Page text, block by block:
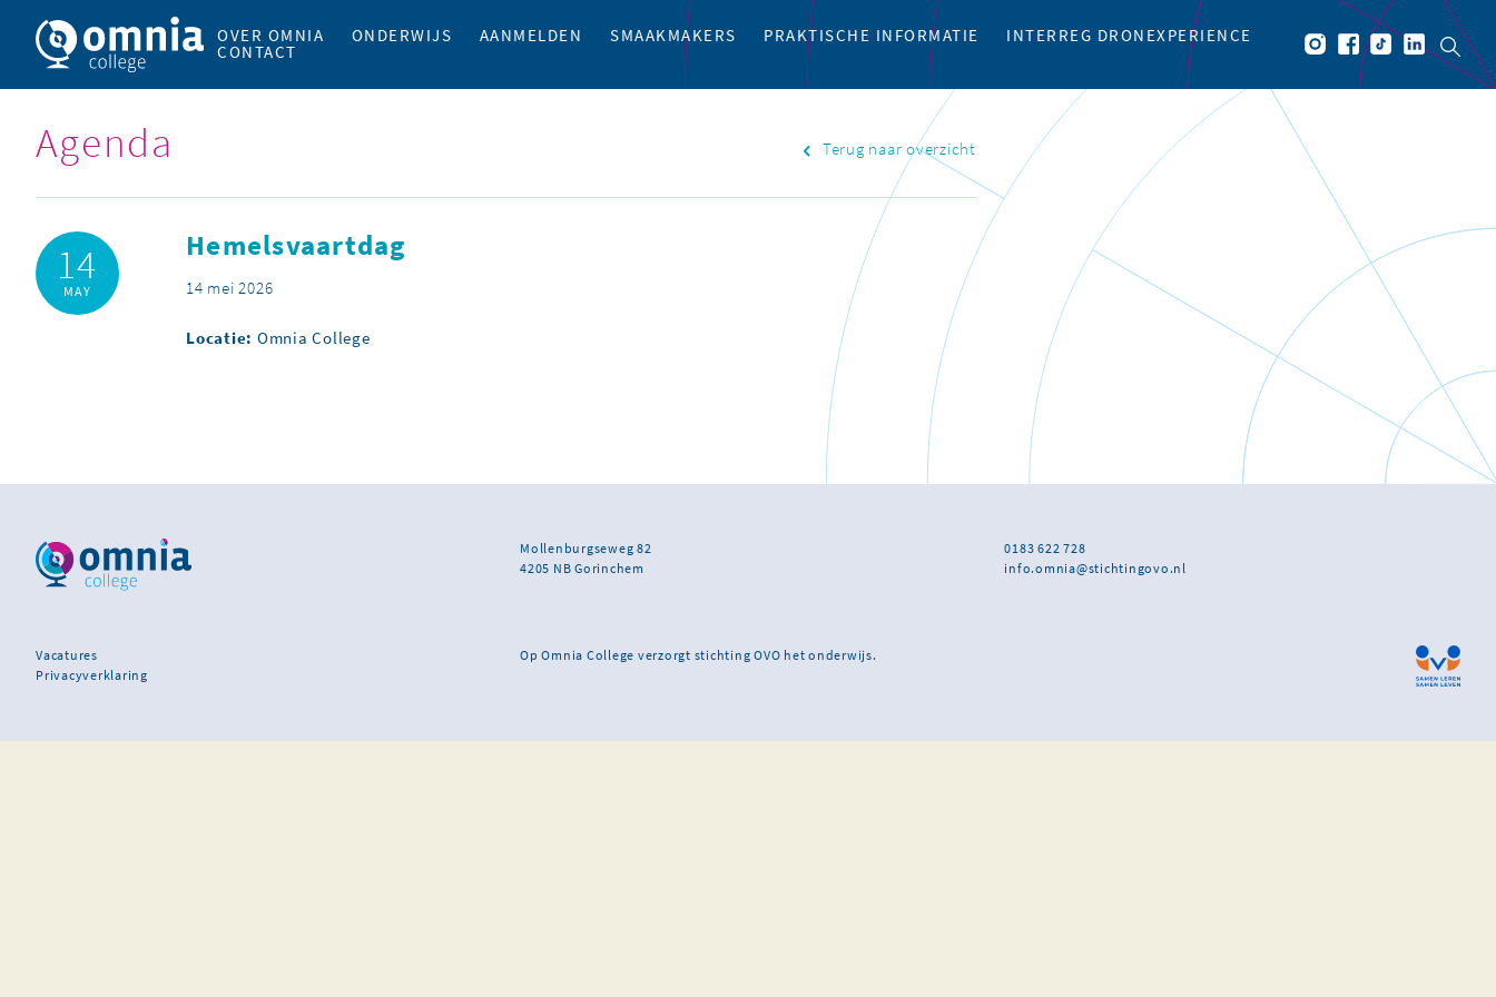
OVER OMNIA ONDERWIJS AANMELDEN SMAAKMAKERS PRAKTISCHE INFORMATIE INTERREG DRONEXPERIENCE
CONTACT
Agenda Terug naar overzicht
14
MAY
Hemelsvaartdag
14 mei 2026
Locatie: Omnia College
Mollenburgseweg 82
4205 NB Gorinchem
0183 622 728
info.omnia@stichtingovo.nl
Vacatures
Privacyverklaring
Op Omnia College verzorgt stichting OVO het onderwijs.